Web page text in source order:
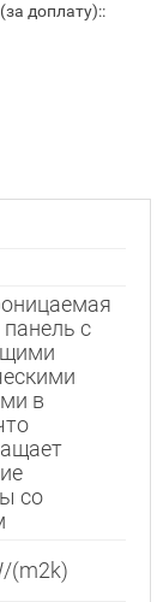
доплату)::
с
в
со
(m2k)